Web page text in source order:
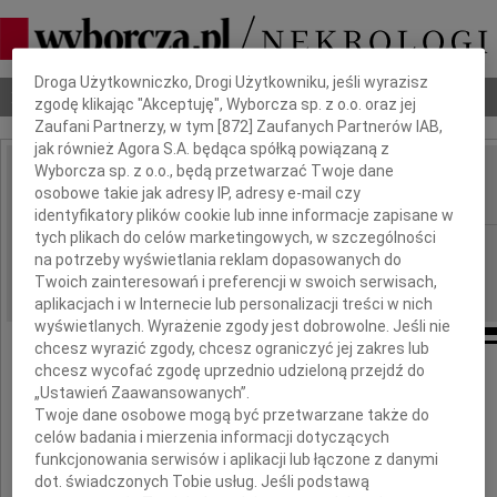
Nekrologi Odeszli Poradnik pogrzebowy
IMIĘ I NAZWISKO: Kostek Miodowicz
REGION: Kielce
DATA EMISJI: 23.08.2019
Dbamy o Twoją prywatność
Droga Użytkowniczko, Drogi Użytkowniku, jeśli wyrazisz
zgodę klikając "Akceptuję", Wyborcza sp. z o.o. oraz jej
Zaufani Partnerzy, w tym [872 ] Zaufanych Partnerów IAB,
jak również Agora S.A. będąca spółką powiązaną z
Wyborcza sp. z o.o., będą przetwarzać Twoje dane
osobowe takie jak adresy IP, adresy e-mail czy
identyfikatory plików cookie lub inne informacje zapisane w
tych plikach do celów marketingowych, w szczególności
na potrzeby wyświetlania reklam dopasowanych do
Twoich zainteresowań i preferencji w swoich serwisach,
aplikacjach i w Internecie lub personalizacji treści w nich
wyświetlanych. Wyrażenie zgody jest dobrowolne. Jeśli nie
chcesz wyrazić zgody, chcesz ograniczyć jej zakres lub
chcesz wycofać zgodę uprzednio udzieloną przejdź do
„Ustawień Zaawansowanych”.
Twoje dane osobowe mogą być przetwarzane także do
celów badania i mierzenia informacji dotyczących
funkcjonowania serwisów i aplikacji lub łączone z danymi
dot. świadczonych Tobie usług. Jeśli podstawą